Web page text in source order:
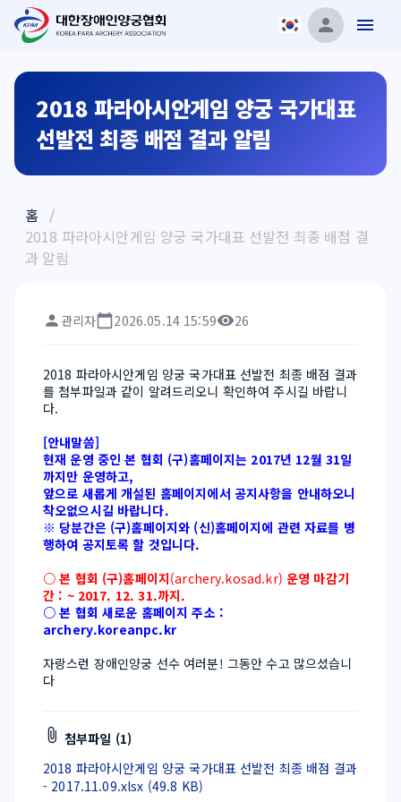
2018 파라아시안게임 양궁 국가대표
선발전 최종 배점 결과 알림
홈 /
2018 파라아시안게임 양궁 국가대표 선발전 최종 배점 결
과 알림
관리자 2026.05.14 15:59 26
2018 파라아시안게임 양궁 국가대표 선발전 최종 배점 결과
를 첨부파일과 같이 알려드리오니 확인하여 주시길 바랍니
다.
[안내말씀]
현재 운영 중인 본 협회 (구)홈페이지는 2017년 12월 31일
까지만 운영하고,
앞으로 새롭게 개설된 홈페이지에서 공지사항을 안내하오니
착오없으시길 바랍니다.
※ 당분간은 (구)홈페이지와 (신)홈페이지에 관련 자료를 병
행하여 공지토록 할 것입니다.
○ 본 협회 (구)홈페이지(archery.kosad.kr) 운영 마감기
간 : ~ 2017. 12. 31.까지.
○ 본 협회 새로운 홈페이지 주소 :
archery.koreanpc.kr
자랑스런 장애인양궁 선수 여러분! 그동안 수고 많으셨습니
다
첨부파일 (1)
2018 파라아시안게임 양궁 국가대표 선발전 최종 배점 결과
- 2017.11.09.xlsx (49.8 KB)